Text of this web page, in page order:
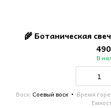
🌾 Ботаническая
В
Воск Соевый воск Время